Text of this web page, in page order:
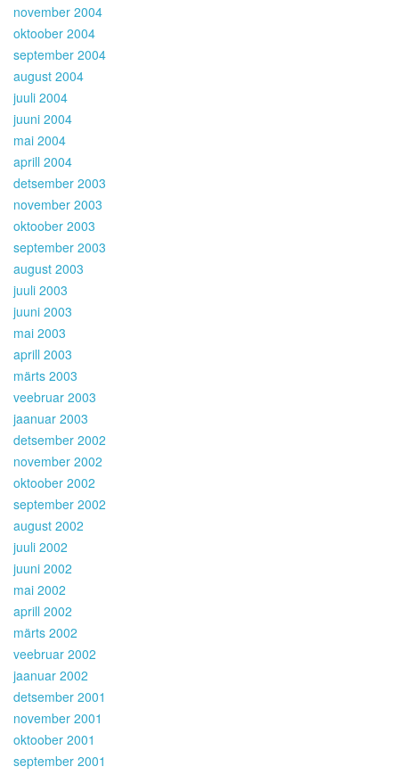
november 2004
oktoober 2004
september 2004
august 2004
juuli 2004
juuni 2004
mai 2004
aprill 2004
detsember 2003
november 2003
oktoober 2003
september 2003
august 2003
juuli 2003
juuni 2003
mai 2003
aprill 2003
märts 2003
veebruar 2003
jaanuar 2003
detsember 2002
november 2002
oktoober 2002
september 2002
august 2002
juuli 2002
juuni 2002
mai 2002
aprill 2002
märts 2002
veebruar 2002
jaanuar 2002
detsember 2001
november 2001
oktoober 2001
september 2001